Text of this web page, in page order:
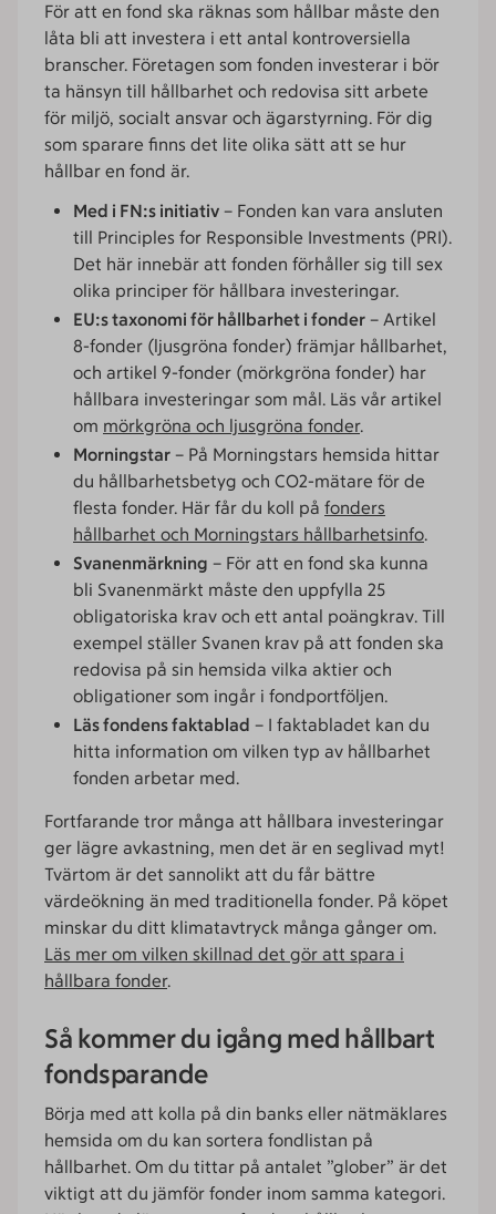
För att en fond ska räknas som hållbar måste den
låta bli att investera i ett antal kontroversiella
branscher. Företagen som fonden investerar i bör
ta hänsyn till hållbarhet och redovisa sitt arbete
för miljö, socialt ansvar och ägarstyrning. För dig
som sparare finns det lite olika sätt att se hur
hållbar en fond är.
Med i FN:s initiativ – Fonden kan vara ansluten
till Principles for Responsible Investments (PRI).
Det här innebär att fonden förhåller sig till sex
olika principer för hållbara investeringar.
EU:s taxonomi för hållbarhet i fonder – Artikel
8-fonder (ljusgröna fonder) främjar hållbarhet,
och artikel 9-fonder (mörkgröna fonder) har
hållbara investeringar som mål. Läs vår artikel
om mörkgröna och ljusgröna fonder.
Morningstar – På Morningstars hemsida hittar
du hållbarhetsbetyg och CO2-mätare för de
flesta fonder. Här får du koll på fonders
hållbarhet och Morningstars hållbarhetsinfo.
Svanenmärkning – För att en fond ska kunna
bli Svanenmärkt måste den uppfylla 25
obligatoriska krav och ett antal poängkrav. Till
exempel ställer Svanen krav på att fonden ska
redovisa på sin hemsida vilka aktier och
obligationer som ingår i fondportföljen.
Läs fondens faktablad – I faktabladet kan du
hitta information om vilken typ av hållbarhet
fonden arbetar med.
Fortfarande tror många att hållbara investeringar
ger lägre avkastning, men det är en seglivad myt!
Tvärtom är det sannolikt att du får bättre
värdeökning än med traditionella fonder. På köpet
minskar du ditt klimatavtryck många gånger om.
Läs mer om vilken skillnad det gör att spara i
hållbara fonder.
Så kommer du igång med hållbart
fondsparande
Börja med att kolla på din banks eller nätmäklares
hemsida om du kan sortera fondlistan på
hållbarhet. Om du tittar på antalet ”glober” är det
viktigt att du jämför fonder inom samma kategori.